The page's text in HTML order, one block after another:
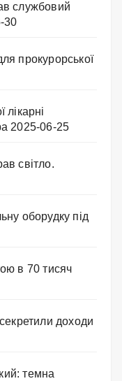
службовий
30
прокурорської
лікарні
2025-06-25
світло.
оборудку під
в 70 тисяч
доходи
темна